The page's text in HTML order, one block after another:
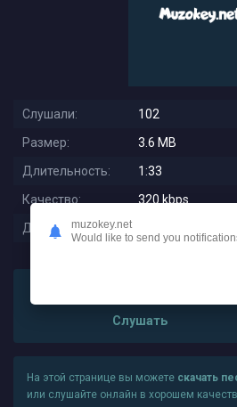
Слушали:
102
Размер:
3.6 MB
Длительность:
1:33
Качество:
320 kbps
Дата релиза:
Слушать
На этой странице вы можете скачать
или слушайте онлайн в хорошем
muzokey.net
Would like to send you